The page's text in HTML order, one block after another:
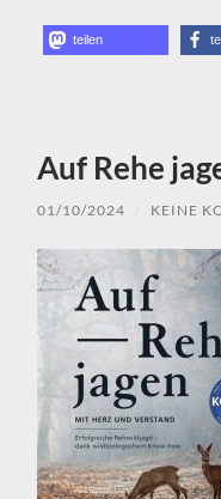
teilen
Auf Rehe
01/10/2024 KEINE